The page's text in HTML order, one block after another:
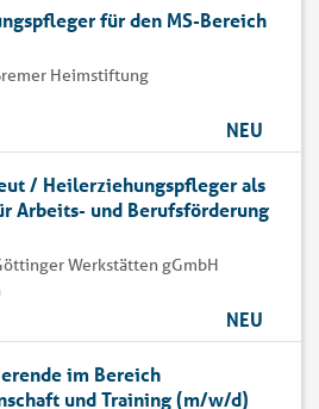
für den MS-Bereich
Heimstiftung
NEU
/ Heilerziehungspfleger als
Arbeits- und Berufsförderung
Werkstätten gGmbH
NEU
im Bereich
und Training (m/w/d)